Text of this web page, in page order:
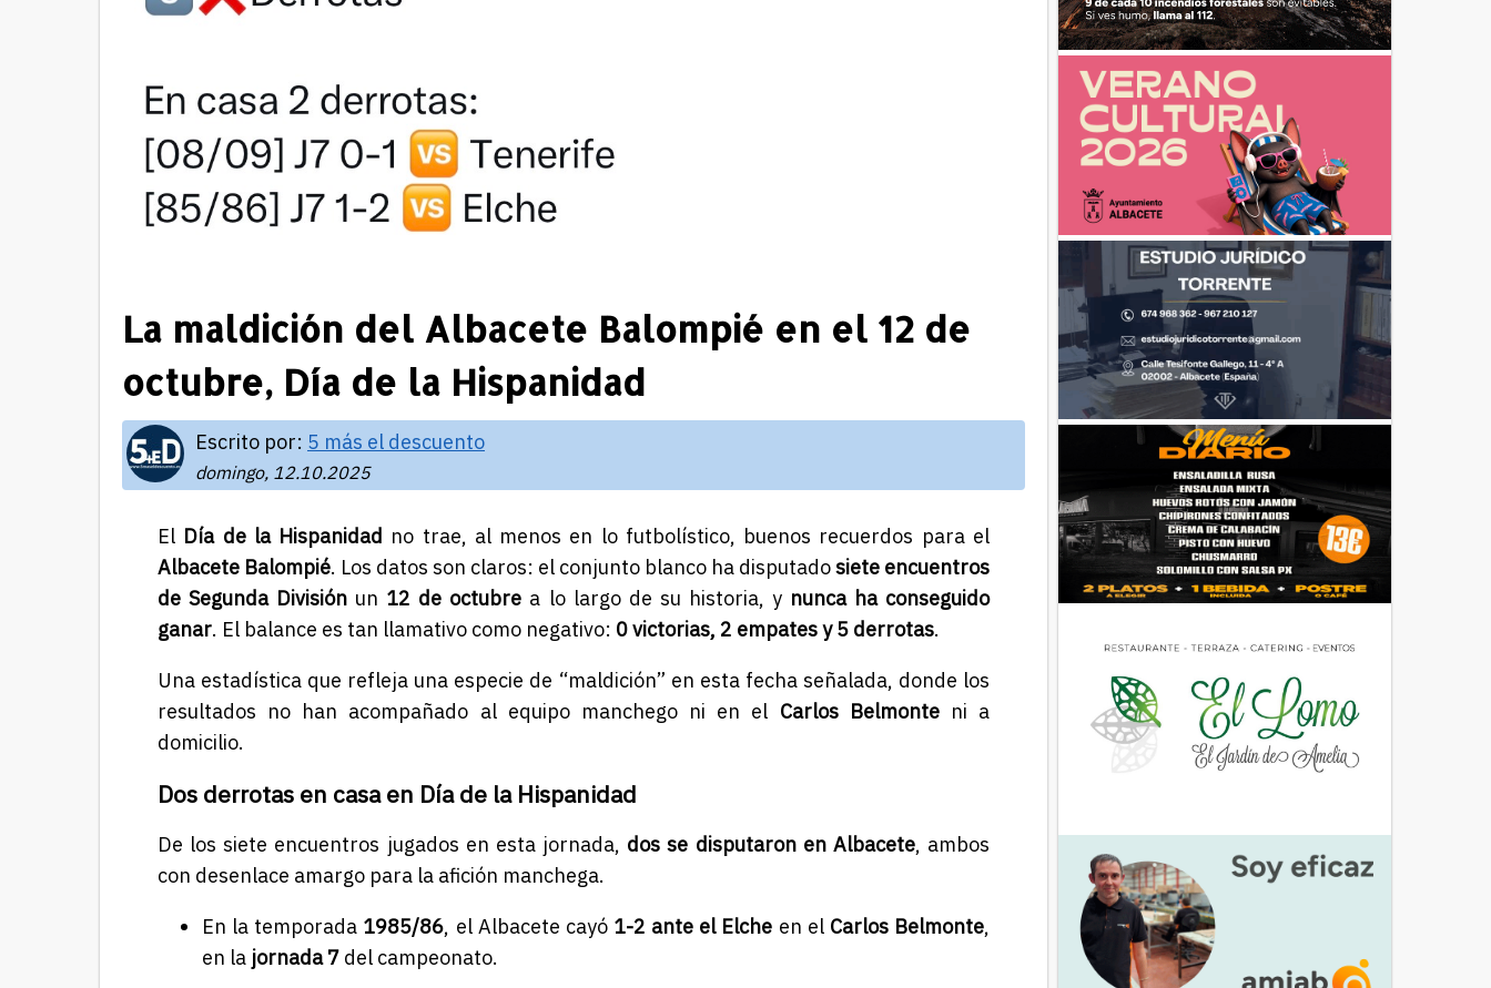
La maldición del Albacete Balompié en el 12 de
octubre, Día de la Hispanidad
Escrito por: 5 más el descuento
domingo, 12.10.2025
El Día de la Hispanidad no trae, al menos en lo futbolístico, buenos recuerdos para el
Albacete Balompié. Los datos son claros: el conjunto blanco ha disputadosiete encuentros
de Segunda División un 12 de octubre a lo largo de su historia, y nunca ha conseguido
ganar. El balance es tan llamativo como negativo: 0 victorias, 2 empates y 5 derrotas.
Una estadística que refleja una especie de “maldición” en esta fecha señalada, donde los
resultados no han acompañado al equipo manchego ni en el Carlos Belmonteni a
domicilio.
Dos derrotas en casa en Día de la Hispanidad
De los siete encuentros jugados en esta jornada, dos se disputaron en Albacete, ambos
con desenlace amargo para la afición manchega.
En la temporada 1985/86, el Albacete cayó 1-2 ante el Elche en el Carlos Belmonte,
en la jornada 7 del campeonato.